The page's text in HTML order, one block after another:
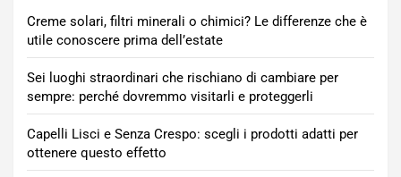
Creme solari, filtri minerali o chimici? Le differenze che è
utile conoscere prima dell’estate
Sei luoghi straordinari che rischiano di cambiare per
sempre: perché dovremmo visitarli e proteggerli
Capelli Lisci e Senza Crespo: scegli i prodotti adatti per
ottenere questo effetto